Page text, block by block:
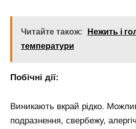
Читайте також:
Нежить і
температури
Побічні дії:
Виникають вкрай рідко.
подразнення, свербежу,